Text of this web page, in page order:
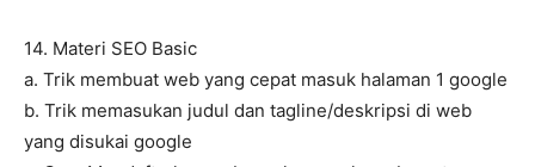
14. Materi SEO Basic
a. Trik membuat web yang cepat masuk halaman 1 google
b. Trik memasukan judul dan tagline/deskripsi di web
yang disukai google